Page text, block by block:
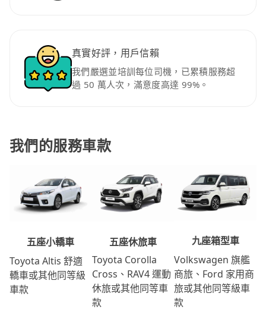
真實好評，用戶信賴
我們嚴選並培訓每位司機，已累積服務超
過 50 萬人次，滿意度高達 99%。
我們的服務車款
五座小轎車
Toyota Altis 舒適
轎車或其他同等級
車款
五座休旅車
Toyota Corolla
Cross、RAV4 運動
休旅或其他同等車
款
九座箱型車
Volkswagen 旗艦
商旅、Ford 家用商
旅或其他同等級車
款